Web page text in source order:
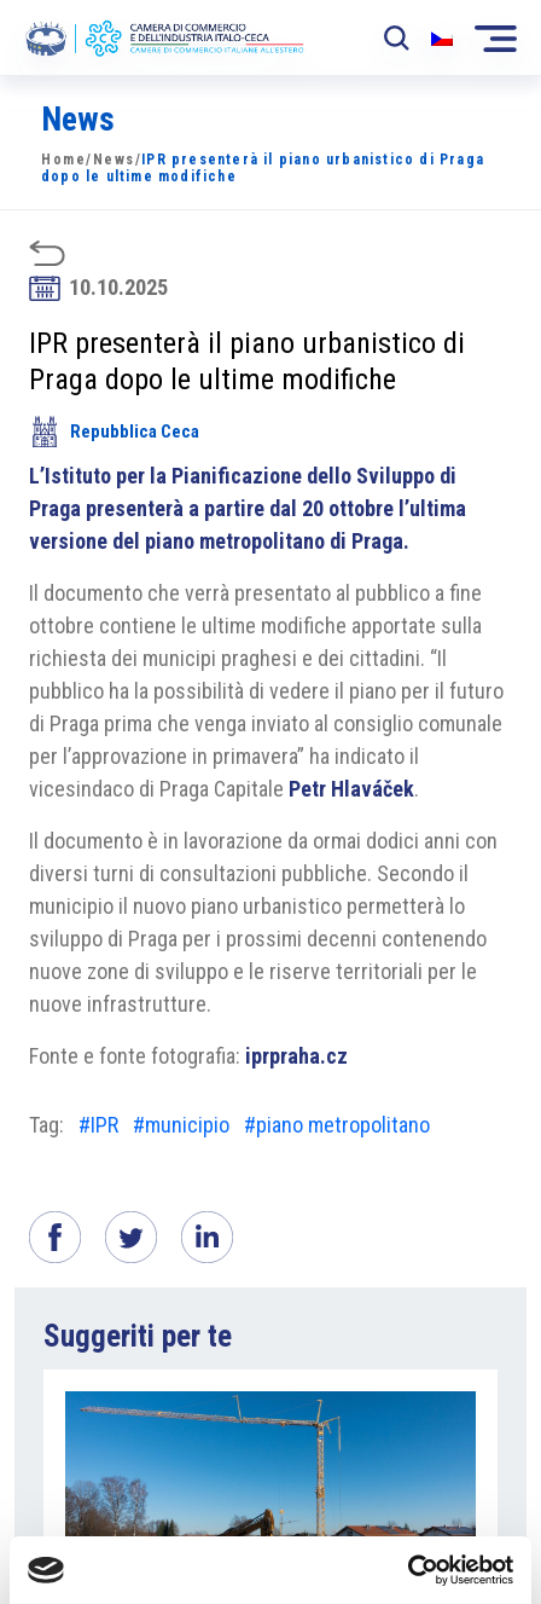
La Camera
News
Sviluppo Mercato
Soci
Partner
Progetti
Area riservata
News
Home/ News/ IPR presenterà il piano urbanistico di Praga
dopo le ultime modifiche
10.10.2025
IPR presenterà il piano urbanistico di
Praga dopo le ultime modifiche
Repubblica Ceca
L’Istituto per la Pianificazione dello Sviluppo di
Praga presenterà a partire dal 20 ottobre l’ultima
versione del piano metropolitano di Praga.
Il documento che verrà presentato al pubblico a fine
ottobre contiene le ultime modifiche apportate sulla
richiesta dei municipi praghesi e dei cittadini. “Il
pubblico ha la possibilità di vedere il piano per il futuro
di Praga prima che venga inviato al consiglio comunale
per l’approvazione in primavera” ha indicato il
vicesindaco di Praga Capitale Petr Hlaváček.
Il documento è in lavorazione da ormai dodici anni con
diversi turni di consultazioni pubbliche. Secondo il
municipio il nuovo piano urbanistico permetterà lo
sviluppo di Praga per i prossimi decenni contenendo
nuove zone di sviluppo e le riserve territoriali per le
nuove infrastrutture.
Fonte e fonte fotografia: iprpraha.cz
Tag: #IPR #municipio #piano metropolitano
Suggeriti per te